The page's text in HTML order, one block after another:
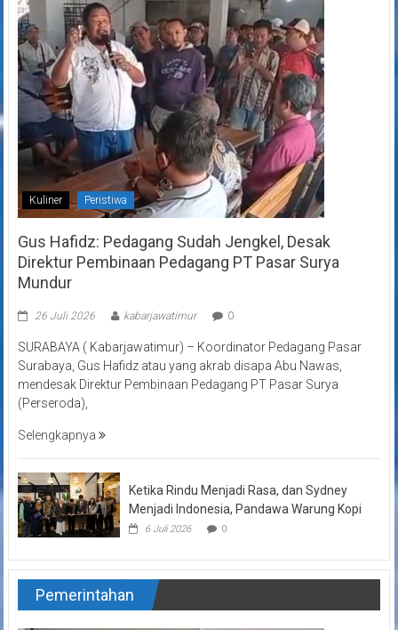
Kuliner Peristiwa
Gus Hafidz: Pedagang Sudah Jengkel, Desak
Direktur Pembinaan Pedagang PT Pasar Surya
Mundur
26 Juli 2026 kabarjawatimur 0
SURABAYA ( Kabarjawatimur) – Koordinator Pedagang Pasar
Surabaya, Gus Hafidz atau yang akrab disapa Abu Nawas,
mendesak Direktur Pembinaan Pedagang PT Pasar Surya
(Perseroda),
Selengkapnya
Ketika Rindu Menjadi Rasa, dan Sydney
Menjadi Indonesia, Pandawa Warung Kopi
6 Juli 2026 0
Pemerintahan